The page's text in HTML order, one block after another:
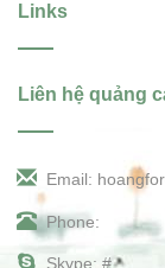
Links
Liên hệ quảng
Email:
Phone:
Skype: #